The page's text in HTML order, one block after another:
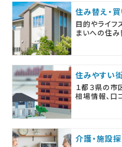
住み替え・
目的やライフ
まいへの住み
住みやすい
１都３県の
相場情報、口
介護・施設